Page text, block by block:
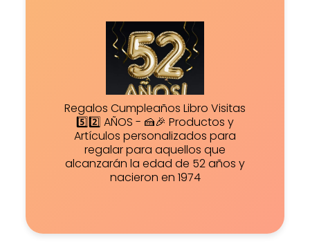
Regalos Cumpleaños Libro Visitas
5️⃣2️⃣ AÑOS - 🍰🎉 Productos y
Artículos personalizados para
regalar para aquellos que
alcanzarán la edad de 52 años y
nacieron en 1974